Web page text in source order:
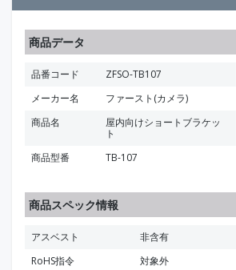
商品データ
品番コード
ZFSO-TB107
メーカー名
ファースト(カメラ)
商品名
屋内向けショートブラケッ
ト
商品型番
TB-107
商品スペック情報
アスベスト
非含有
RoHS指令
対象外